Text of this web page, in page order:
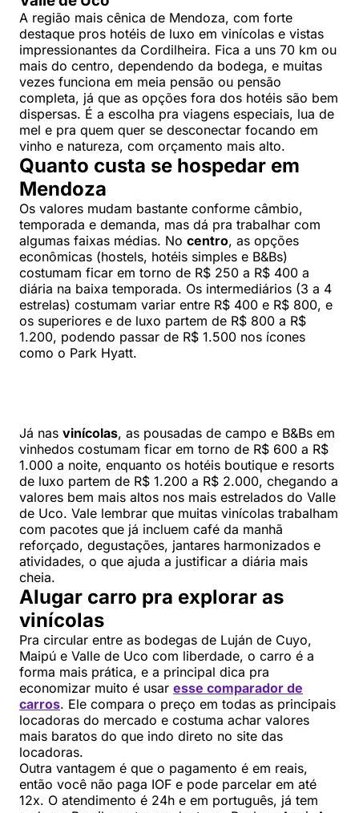
A região mais cênica de Mendoza, com forte
destaque pros hotéis de luxo em vinícolas e vistas
impressionantes da Cordilheira. Fica a uns 70 km ou
mais do centro, dependendo da bodega, e muitas
vezes funciona em meia pensão ou pensão
completa, já que as opções fora dos hotéis são bem
dispersas. É a escolha pra viagens especiais, lua de
mel e pra quem quer se desconectar focando em
vinho e natureza, com orçamento mais alto.
Quanto custa se hospedar em
Mendoza
Os valores mudam bastante conforme câmbio,
temporada e demanda, mas dá pra trabalhar com
algumas faixas médias. No centro, as opções
econômicas (hostels, hotéis simples e B&Bs)
costumam ficar em torno de R$ 250 a R$ 400 a
diária na baixa temporada. Os intermediários (3 a 4
estrelas) costumam variar entre R$ 400 e R$ 800, e
os superiores e de luxo partem de R$ 800 a R$
1.200, podendo passar de R$ 1.500 nos ícones
como o Park Hyatt.
Já nas vinícolas, as pousadas de campo e B&Bs em
vinhedos costumam ficar em torno de R$ 600 a R$
1.000 a noite, enquanto os hotéis boutique e resorts
de luxo partem de R$ 1.200 a R$ 2.000, chegando a
valores bem mais altos nos mais estrelados do Valle
de Uco. Vale lembrar que muitas vinícolas trabalham
com pacotes que já incluem café da manhã
reforçado, degustações, jantares harmonizados e
atividades, o que ajuda a justificar a diária mais
cheia.
Alugar carro pra explorar as
vinícolas
Pra circular entre as bodegas de Luján de Cuyo,
Maipú e Valle de Uco com liberdade, o carro é a
forma mais prática, e a principal dica pra
economizar muito é usar esse comparador de
carros. Ele compara o preço em todas as principais
locadoras do mercado e costuma achar valores
mais baratos do que indo direto no site das
locadoras.
Outra vantagem é que o pagamento é em reais,
então você não paga IOF e pode parcelar em até
12x. O atendimento é 24h e em português, já tem